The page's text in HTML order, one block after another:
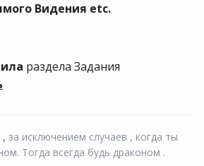
Видения etc.
раздела Задания
за исключением случаев , когда ты
Тогда всегда будь драконом .